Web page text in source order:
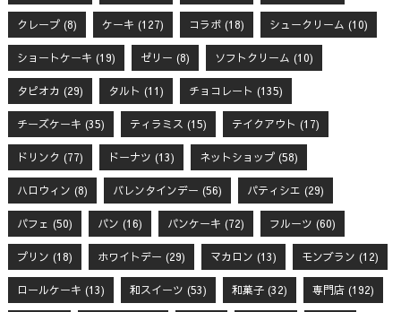
クレープ(8) ケーキ (127) コラボ(18) シュークリーム (10)
ショートケーキ (19) ゼリー (8) ソフトクリーム (10)
タピオカ (29) タルト (11) チョコレート (135)
チーズケーキ (35) ティラミス (15) テイクアウト (17)
ドリンク (77) ドーナツ (13) ネットショップ(58)
ハロウィン (8) バレンタインデー (56) パティシエ (29)
パフェ (50) パン (16) パンケーキ (72) フルーツ (60)
プリン (18) ホワイトデー (29) マカロン (13) モンブラン (12)
ロールケーキ (13) 和スイーツ (53) 和菓子(32) 専門店(192)